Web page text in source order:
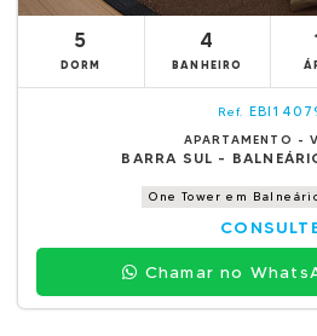
5
DORM
4
BANHEIRO
Ref.
APARTAMENTO -
BARRA SUL -
One Tower em
Chamar no